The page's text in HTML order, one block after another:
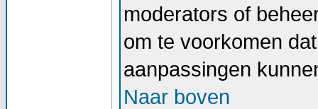
moderators of
om te voorkomen
aanpassingen
Naar boven